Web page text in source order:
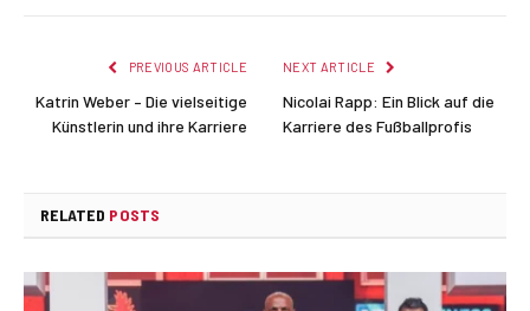
PREVIOUS ARTICLE
Katrin Weber – Die vielseitige
Künstlerin und ihre Karriere
NEXT ARTICLE
Nicolai Rapp: Ein Blick auf die
Karriere des Fußballprofis
RELATED POSTS